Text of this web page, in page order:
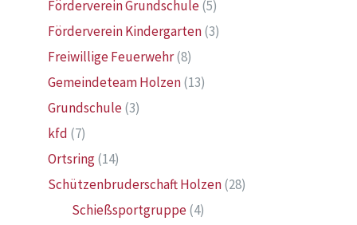
Förderverein Grundschule(5)
Förderverein Kindergarten(3)
Freiwillige Feuerwehr(8)
Gemeindeteam Holzen(13)
Grundschule(3)
kfd (7)
Ortsring(14)
Schützenbruderschaft Holzen(28)
Schießsportgruppe(4)